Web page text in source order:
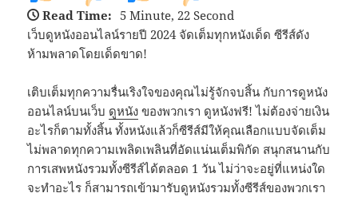
Read Time: 5 Minute, 22 Second
เว็บดูหนังออนไลน์รายปี 2024 จัดเต็มทุกหนังเด็ด ซีรีส์ดัง
ห้ามพลาดโดยเด็ดขาด!
เติบเต็มทุกความรื่นเริงใจของคุณไม่รู้จักจบสิ้น กับการดูหนัง
ออนไลน์บนเว็บ ดูหนัง ของพวกเรา ดูหนังฟรี! ไม่ต้องจ่ายเงิน
อะไรก็ตามทั้งสิ้น ทั้งหนังแล้วก็ซีรีส์มีให้คุณเลือกแบบจัดเต็ม
ไม่พลาดทุกความเพลิดเพลินที่อัดแน่นเต็มพิกัด สนุกสนานกับ
การเสพหนังรวมทั้งซีรีส์ได้ตลอด 1 วัน ไม่ว่าจะอยู่ที่แหน่งใด
จะทำอะไร ก็สามารถเข้ามารับดูหนังรวมทั้งซีรีส์ของพวกเรา